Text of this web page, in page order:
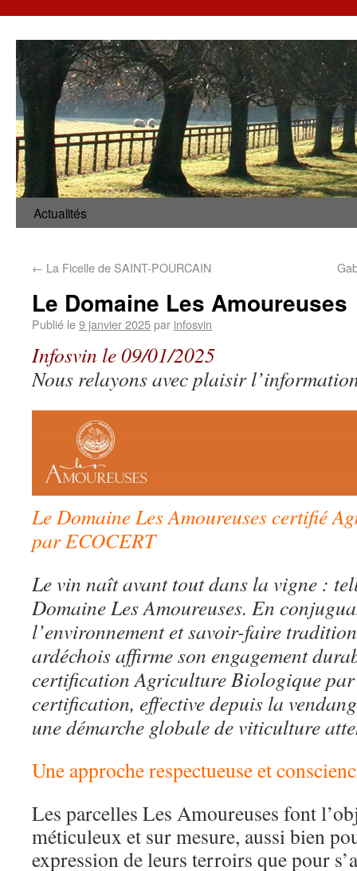
Actualités
← La Ficelle de SAINT-POURCAIN
Le Domaine Les Amoureuses
Publié le9 janvier 2025par infosvin
Infosvin le 09/01/2025
Nous relayons avec plaisir
Le Domaine Les Amoureuses certifié
par ECOCERT
Le vin naît avant tout dans la vigne :
Domaine Les Amoureuses. En
l’environnement et savoir-faire
ardéchois affirme son engagement
certification Agriculture Biologique par
certification, effective depuis la
une démarche globale de viticulture
Une approche respectueuse et
Les parcelles Les Amoureuses font
méticuleux et sur mesure, aussi bien
expression de leurs terroirs que pour